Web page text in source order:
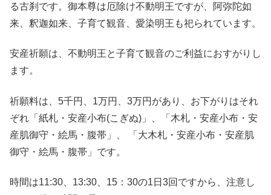
る古刹です。御本尊は厄除け不動明王ですが、阿弥陀如
来、釈迦如来、子育て観音、愛染明王も祀られています。
安産祈願は、不動明王と子育て観音のご利益におすがりし
ます。
祈願料は、5千円、1万円、3万円があり、お下がりはそれ
ぞれ「紙札・安産小布(こぎぬ)」、「木札・安産小布・安
産肌御守・絵馬・腹帯」、 「大木札・安産小布・安産肌
御守・絵馬・腹帯」です。
時間は11:30、13:30、15：30の1日3回ですから、注意し